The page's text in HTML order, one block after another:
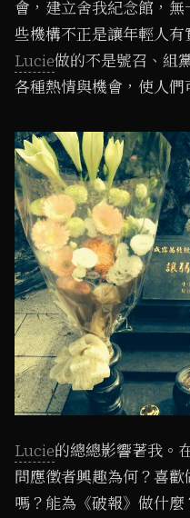
會，建立舍我紀念館，
些機構不正是讓年輕人
Lucie做的不是號召、組
各種熱情與機會，使人們
Lucie的總總影響著我。
問應徵者興趣為何？喜
嗎？能為《破報》做什